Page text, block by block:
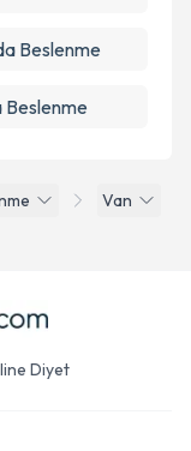
Van
Beslenme
Beslenme
Diyet